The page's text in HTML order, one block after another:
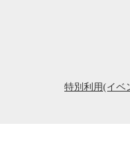
特別利用(イベ